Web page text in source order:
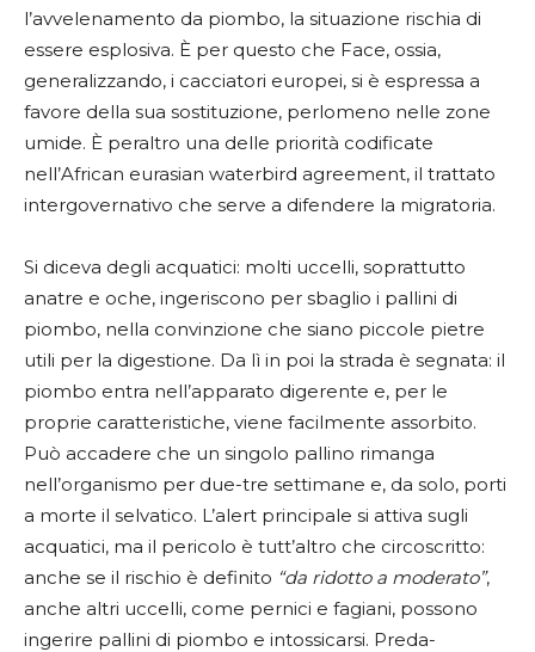
l’avvelenamento da piombo, la situazione rischia di
essere esplosiva. È per questo che Face, ossia,
generalizzando, i cacciatori europei, si è espressa a
favore della sua sostituzione, perlomeno nelle zone
umide. È peraltro una delle priorità codificate
nell’African eurasian waterbird agreement, il trattato
intergovernativo che serve a difendere la migratoria.
Si diceva degli acquatici: molti uccelli, soprattutto
anatre e oche, ingeriscono per sbaglio i pallini di
piombo, nella convinzione che siano piccole pietre
utili per la digestione. Da lì in poi la strada è segnata: il
piombo entra nell’apparato digerente e, per le
proprie caratteristiche, viene facilmente assorbito.
Può accadere che un singolo pallino rimanga
nell’organismo per due-tre settimane e, da solo, porti
a morte il selvatico. L’alert principale si attiva sugli
acquatici, ma il pericolo è tutt’altro che circoscritto:
anche se il rischio è definito “da ridotto a moderato”,
anche altri uccelli, come pernici e fagiani, possono
ingerire pallini di piombo e intossicarsi. Preda-